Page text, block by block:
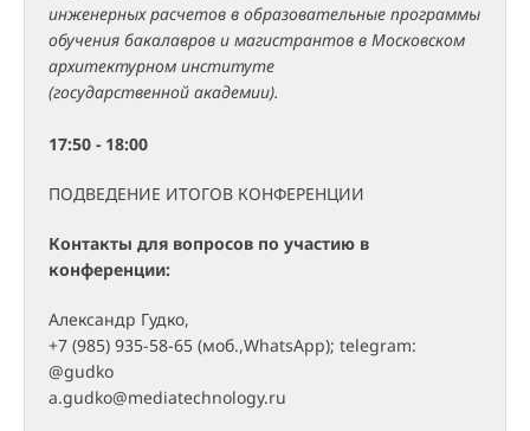
инженерных расчетов в образовательные программы
обучения бакалавров и магистрантов в Московском
архитектурном институте
(государственной академии).
17:50 - 18:00
ПОДВЕДЕНИЕ ИТОГОВ КОНФЕРЕНЦИИ
Контакты для вопросов по участию в
конференции:
Александр Гудко,
+7 (985) 935-58-65 (моб.,WhatsApp); telegram:
@gudko
a.gudko@mediatechnology.ru